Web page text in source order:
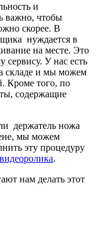
и
важно, чтобы
скорее. В
нуждается в
на месте. Это
сервису. У нас есть
складе и мы можем
Кроме того, по
содержащие
держатель ножа
мы можем
эту процедуру
.
нам делать этот